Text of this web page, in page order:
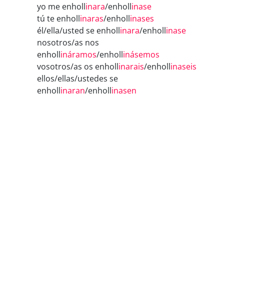
yo me enhollinara/enhollinase
tú te enhollinaras/enhollinases
él/ella/usted se enhollinara/enhollinase
nosotros/as nos
enhollináramos/enhollinásemos
vosotros/as os enhollinarais/enhollinaseis
ellos/ellas/ustedes se
enhollinaran/enhollinasen